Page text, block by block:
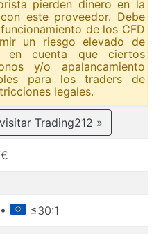
pierden dinero en la
este proveedor. Debe
de los CFD
un riesgo elevado de
en cuenta que ciertos
y/o apalancamiento
para los traders de
legales.
Trading212 »
≤30:1